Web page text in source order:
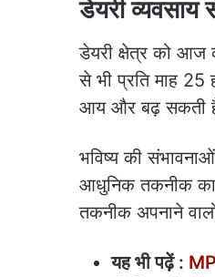
डेयरी
डेयरी क्षेत्र को आज
से भी प्रति माह
आय और बढ़ सकती
भविष्य की
आधुनिक तकनीक का
तकनीक अपनाने
यह भी पढ़ें :